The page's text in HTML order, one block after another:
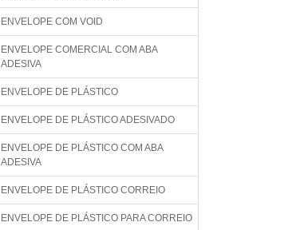
ENVELOPE COM VOID
ENVELOPE COMERCIAL COM ABA
ADESIVA
ENVELOPE DE PLÁSTICO
ENVELOPE DE PLÁSTICO ADESIVADO
ENVELOPE DE PLÁSTICO COM ABA
ADESIVA
ENVELOPE DE PLÁSTICO CORREIO
ENVELOPE DE PLÁSTICO PARA CORREIO